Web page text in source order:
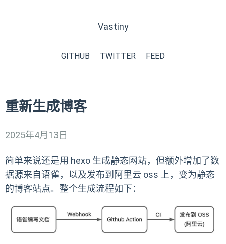
Vastiny
GITHUB TWITTER FEED
重新生成博客
2025年4月13日
简单来说还是用 hexo 生成静态网站，但额外增加了数
据源来自语雀，以及发布到阿里云 oss 上，变为静态
的博客站点。整个生成流程如下：